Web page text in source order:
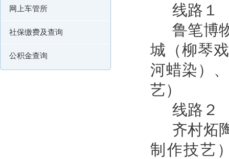
网上车管所
社保缴费及查询
公积金查询
线路１
鲁笔博
城（柳琴
河蜡染）
艺）
线路２
齐村炻
制作技艺